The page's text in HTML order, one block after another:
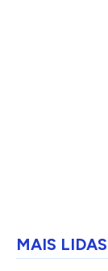
MAIS LIDAS